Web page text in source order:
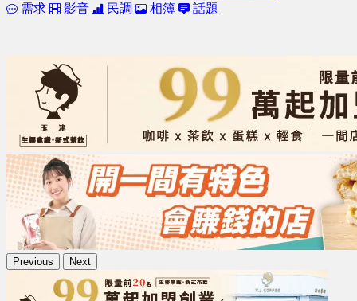
需求
影音 民調 相簿 話題
Previous Next